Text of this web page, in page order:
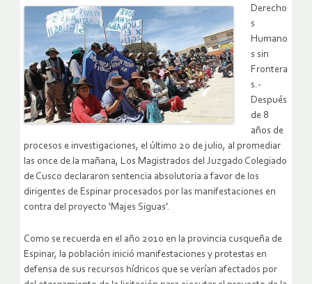
Derecho
s
Humano
s sin
Frontera
s.-
Después
de 8
años de
procesos e investigaciones, el último 20 de julio, al promediar
las once de la mañana, Los Magistrados del Juzgado Colegiado
de Cusco declararon sentencia absolutoria a favor de los
dirigentes de Espinar procesados por las manifestaciones en
contra del proyecto ‘Majes Siguas’.
Como se recuerda en el año 2010 en la provincia cusqueña de
Espinar, la población inició manifestaciones y protestas en
defensa de sus recursos hídricos que se verían afectados por